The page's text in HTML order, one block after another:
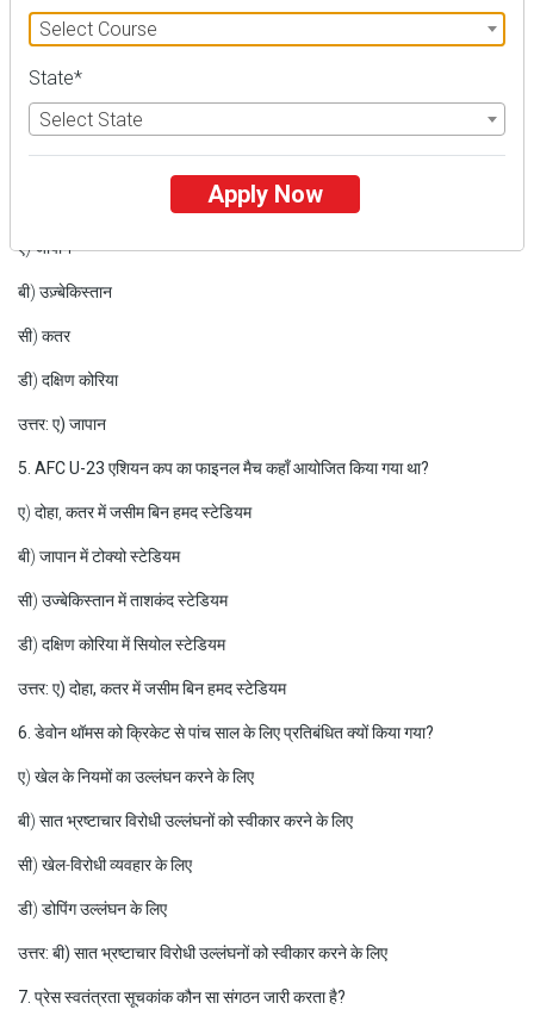
बी) 1986
सी) 1987
डी) 1988
उत्तर: बी) 1986
4. किस टीम ने दूसरी बार एएफसी अंडर-23 एशियन कप जीता?
ए) जापान
बी) उज़्बेकिस्तान
सी) कतर
डी) दक्षिण कोरिया
उत्तर: ए) जापान
5. AFC U-23 एशियन कप का फाइनल मैच कहाँ आयोजित किया गया था?
ए) दोहा, कतर में जसीम बिन हमद स्टेडियम
बी) जापान में टोक्यो स्टेडियम
सी) उज्बेकिस्तान में ताशकंद स्टेडियम
डी) दक्षिण कोरिया में सियोल स्टेडियम
उत्तर: ए) दोहा, कतर में जसीम बिन हमद स्टेडियम
6. डेवोन थॉमस को क्रिकेट से पांच साल के लिए प्रतिबंधित क्यों किया गया?
ए) खेल के नियमों का उल्लंघन करने के लिए
बी) सात भ्रष्टाचार विरोधी उल्लंघनों को स्वीकार करने के लिए
सी) खेल-विरोधी व्यवहार के लिए
डी) डोपिंग उल्लंघन के लिए
उत्तर: बी) सात भ्रष्टाचार विरोधी उल्लंघनों को स्वीकार करने के लिए
7. प्रेस स्वतंत्रता सूचकांक कौन सा संगठन जारी करता है?
Select Course
State*
Select State
Apply Now